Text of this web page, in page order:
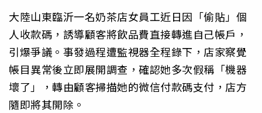
大陸山東臨沂一名奶茶店女員工近日因「偷貼」個
人收款碼，誘導顧客將飲品費直接轉進自己帳戶，
引爆爭議。事發過程遭監視器全程錄下，店家察覺
帳目異常後立即展開調查，確認她多次假稱「機器
壞了」，轉由顧客掃描她的微信付款碼支付，店方
隨即將其開除。